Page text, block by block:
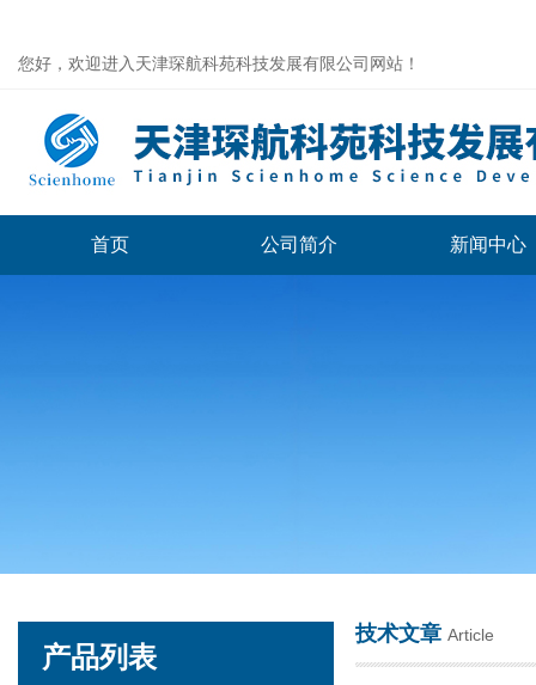
您好，欢迎进入天津琛航科苑科技发展有限公司网站！
首页 公司简介 新闻中心
产品列表
技术文章 Article